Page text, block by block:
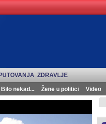
PUTOVANJA ZDRAVLJE
Bilo nekad... Žene u politici Video